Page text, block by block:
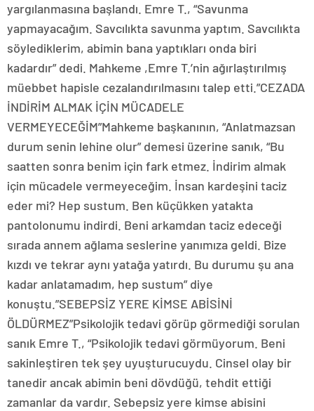
yargılanmasına başlandı. Emre T., “Savunma
yapmayacağım. Savcılıkta savunma yaptım. Savcılıkta
söylediklerim, abimin bana yaptıkları onda biri
kadardır” dedi. Mahkeme ,Emre T.’nin ağırlaştırılmış
müebbet hapisle cezalandırılmasını talep etti.”CEZADA
İNDİRİM ALMAK İÇİN MÜCADELE
VERMEYECEĞİM”Mahkeme başkanının, “Anlatmazsan
durum senin lehine olur” demesi üzerine sanık, “Bu
saatten sonra benim için fark etmez. İndirim almak
için mücadele vermeyeceğim. İnsan kardeşini taciz
eder mi? Hep sustum. Ben küçükken yatakta
pantolonumu indirdi. Beni arkamdan taciz edeceği
sırada annem ağlama seslerine yanımıza geldi. Bize
kızdı ve tekrar aynı yatağa yatırdı. Bu durumu şu ana
kadar anlatamadım, hep sustum” diye
konuştu.”SEBEPSİZ YERE KİMSE ABİSİNİ
ÖLDÜRMEZ”Psikolojik tedavi görüp görmediği sorulan
sanık Emre T., “Psikolojik tedavi görmüyorum. Beni
sakinleştiren tek şey uyuşturucuydu. Cinsel olay bir
tanedir ancak abimin beni dövdüğü, tehdit ettiği
zamanlar da vardır. Sebepsiz yere kimse abisini